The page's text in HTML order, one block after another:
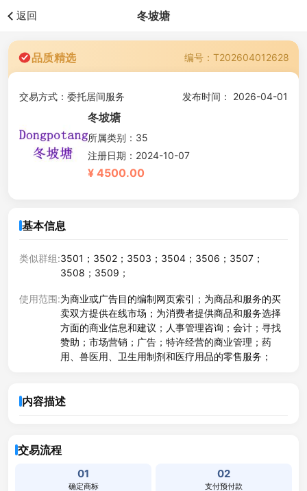
返回 冬坡塘
品质精选 编号：T202604012628
交易方式：委托居间服务 发布时间： 2026-04-01
冬坡塘
所属类别：35
注册日期：2024-10-07
¥ 4500.00
基本信息
类似群组:3501；3502；3503；3504；3506；3507；
3508；3509；
使用范围:为商业或广告目的编制网页索引；为商品和服务的买
卖双方提供在线市场；为消费者提供商品和服务选择
方面的商业信息和建议；人事管理咨询；会计；寻找
赞助；市场营销；广告；特许经营的商业管理；药
用、兽医用、卫生用制剂和医疗用品的零售服务；
内容描述
交易流程
01
确定商标
02
支付预付款